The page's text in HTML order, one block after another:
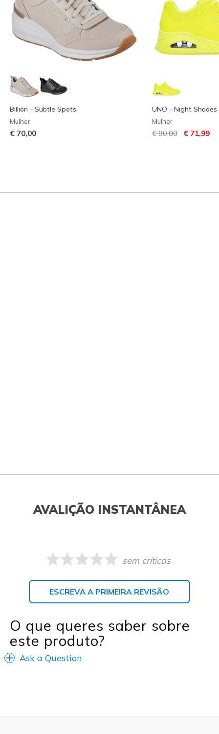
Billion - Subtle Spots
Mulher
€ 70,00
UNO - Night Shades
Mulher
Preço com
€ 90,00para
€ 71,99
AVALIÇÃO INSTANTÂNEA
sem críticas
ESCREVA A PRIMEIRA REVISÃO
O que queres saber sobre
este produto?
Ask a Question